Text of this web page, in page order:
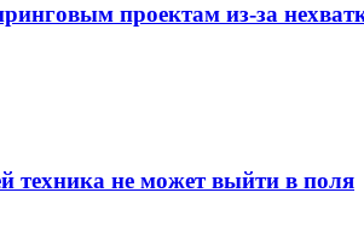
проектам из-за
техника не может выйти в поля